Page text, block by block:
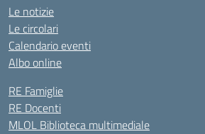
Le notizie
Le circolari
Calendario eventi
Albo online
RE Famiglie
RE Docenti
MLOL Biblioteca multimediale